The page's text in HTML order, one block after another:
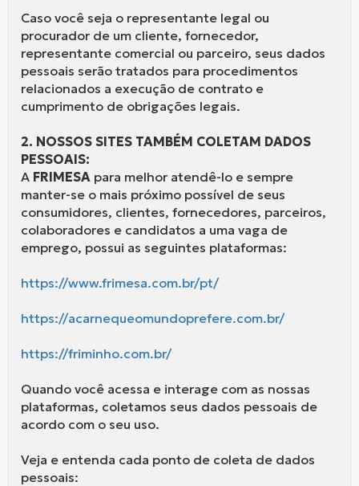
Caso você seja o representante legal ou
procurador de um cliente, fornecedor,
representante comercial ou parceiro, seus dados
pessoais serão tratados para procedimentos
relacionados a execução de contrato e
cumprimento de obrigações legais.
2. NOSSOS SITES TAMBÉM COLETAM DADOS
PESSOAIS:
A FRIMESA para melhor atendê-lo e sempre
manter-se o mais próximo possível de seus
consumidores, clientes, fornecedores, parceiros,
colaboradores e candidatos a uma vaga de
emprego, possui as seguintes plataformas:
https://www.frimesa.com.br/pt/
https://acarnequeomundoprefere.com.br/
https://friminho.com.br/
Quando você acessa e interage com as nossas
plataformas, coletamos seus dados pessoais de
acordo com o seu uso.
Veja e entenda cada ponto de coleta de dados
pessoais: